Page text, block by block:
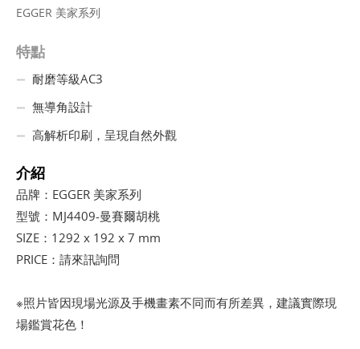
EGGER 美家系列
特點
耐磨等級AC3
無導角設計
高解析印刷，呈現自然外觀
介紹
品牌：EGGER 美家系列
型號：MJ4409-曼賽爾胡桃
SIZE：1292 x 192 x 7 mm
PRICE：請來訊詢問
※照片皆因現場光源及手機畫素不同而有所差異，建議實際現
場鑑賞花色！